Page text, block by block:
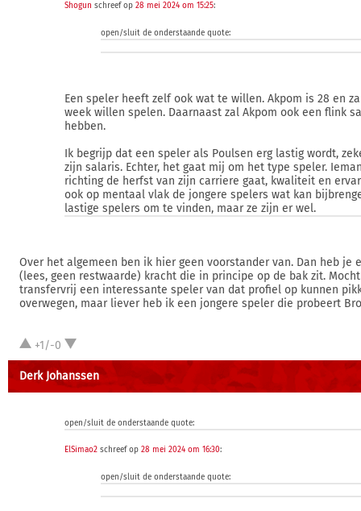
Shogun schreef op 28 mei 2024 om 15:25:
open/sluit de onderstaande quote:
Een speler heeft zelf ook wat te willen. Akpom is 28 en
week willen spelen. Daarnaast zal Akpom ook een flink
hebben.
Ik begrijp dat een speler als Poulsen erg lastig wordt,
zijn salaris. Echter, het gaat mij om het type speler.
richting de herfst van zijn carriere gaat, kwaliteit en
ook op mentaal vlak de jongere spelers wat kan
lastige spelers om te vinden, maar ze zijn er wel.
Over het algemeen ben ik hier geen voorstander van. Dan heb je
(lees, geen restwaarde) kracht die in principe op de bak zit.
transfervrij een interessante speler van dat profiel op kunnen
overwegen, maar liever heb ik een jongere speler die probeert
+1/-0
Derk Johanssen
open/sluit de onderstaande quote:
ElSimao2 schreef op 28 mei 2024 om 16:30:
open/sluit de onderstaande quote: